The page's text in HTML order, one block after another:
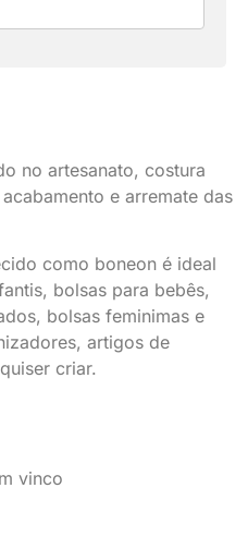
no artesanato, costura
e arremate das
como boneon é ideal
bolsas para bebês,
bolsas feminimas e
artigos de
criar.
vinco